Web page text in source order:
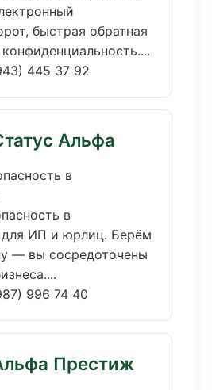
быстрая обратная
445 37 92
Альфа
в
в
ИП и юрлиц. Берём
— вы сосредоточены
996 74 40
Престиж